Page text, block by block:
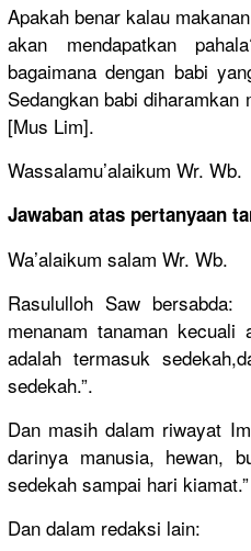
Apakah benar kalau
akan mendapatkan
bagaimana dengan babi
Sedangkan babi
[Mus Lim].
Wassalamu’alaikum Wr. Wb.
Jawaban atas pertanyaan
Wa’alaikum salam Wr. Wb.
Rasululloh Saw
menanam tanaman
adalah termasuk
sedekah.”.
Dan masih dalam riwayat
darinya manusia, hewan,
sedekah sampai hari kiamat.”
Dan dalam redaksi lain: